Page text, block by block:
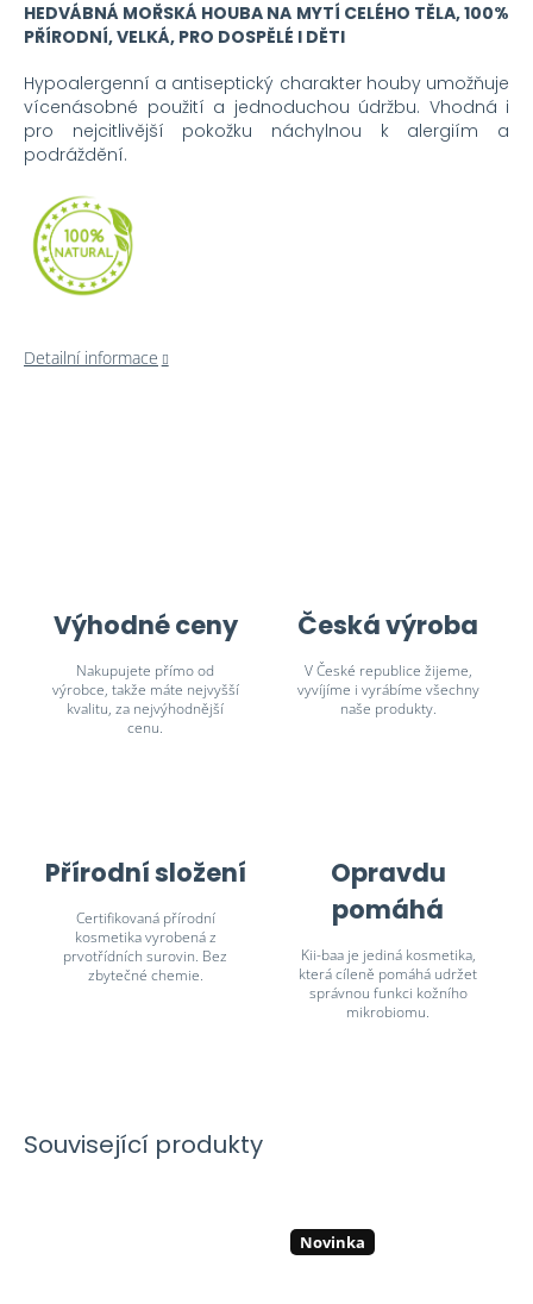
HEDVÁBNÁ MOŘSKÁ HOUBA NA MYTÍ CELÉHO TĚLA, 100%
PŘÍRODNÍ, VELKÁ, PRO DOSPĚLÉ I DĚTI
Hypoalergenní a antiseptický charakter houby umožňuje
vícenásobné použití a jednoduchou údržbu. Vhodná i
pro nejcitlivější pokožku náchylnou k alergiím a
podráždění.
Detailní informace
Výhodné ceny
Nakupujete přímo od
výrobce, takže máte nejvyšší
kvalitu, za nejvýhodnější
cenu.
Česká výroba
V České republice žijeme,
vyvíjíme i vyrábíme všechny
naše produkty.
Přírodní složení
Certifikovaná přírodní
kosmetika vyrobená z
prvotřídních surovin. Bez
zbytečné chemie.
Opravdu
pomáhá
Kii-baa je jediná kosmetika,
která cíleně pomáhá udržet
správnou funkci kožního
mikrobiomu.
Související produkty
Novinka